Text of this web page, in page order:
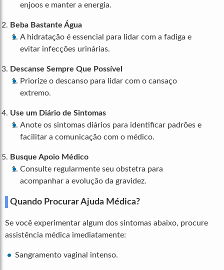
enjoos e manter a energia.
Beba Bastante Água
A hidratação é essencial para lidar com a fadiga e
evitar infecções urinárias.
Descanse Sempre Que Possível
Priorize o descanso para lidar com o cansaço
extremo.
Use um Diário de Sintomas
Anote os sintomas diários para identificar padrões e
facilitar a comunicação com o médico.
Busque Apoio Médico
Consulte regularmente seu obstetra para
acompanhar a evolução da gravidez.
Quando Procurar Ajuda Médica?
Se você experimentar algum dos sintomas abaixo, procure
assistência médica imediatamente:
Sangramento vaginal intenso.